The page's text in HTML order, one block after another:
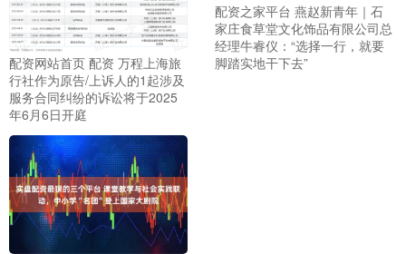
配资网站首页 配资 万程上海旅
行社作为原告/上诉人的1起涉及
服务合同纠纷的诉讼将于2025
年6月6日开庭
配资之家平台 燕赵新青年｜石
家庄食草堂文化饰品有限公司总
经理牛睿仪：“选择一行，就要
脚踏实地干下去”